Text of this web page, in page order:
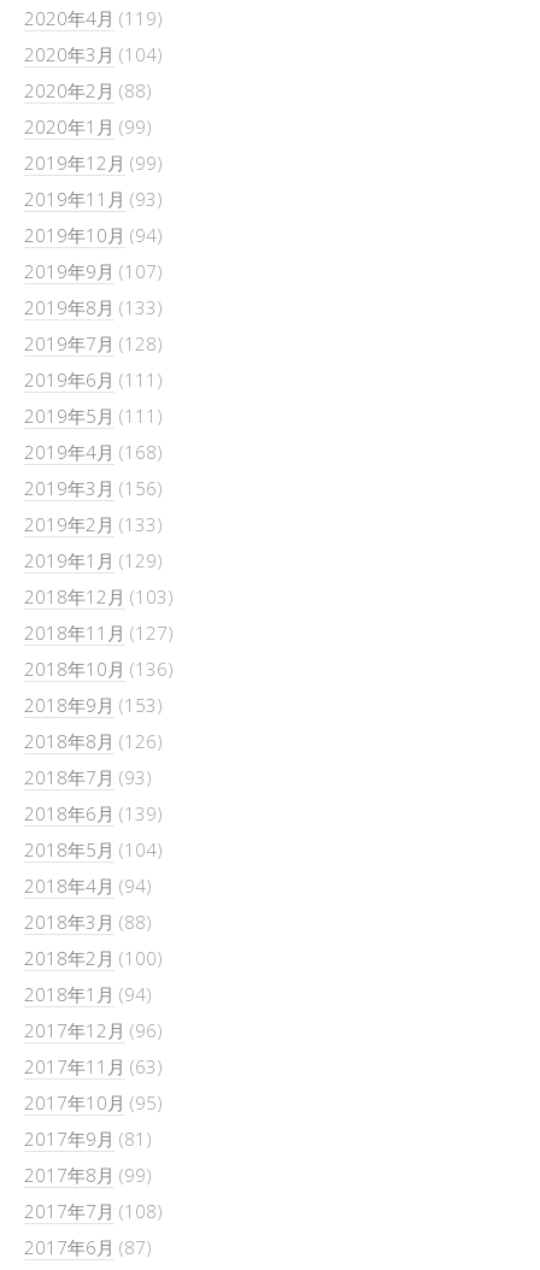
2020年4月 (119)
2020年3月 (104)
2020年2月 (88)
2020年1月 (99)
2019年12月 (99)
2019年11月 (93)
2019年10月 (94)
2019年9月 (107)
2019年8月 (133)
2019年7月 (128)
2019年6月 (111)
2019年5月 (111)
2019年4月 (168)
2019年3月 (156)
2019年2月 (133)
2019年1月 (129)
2018年12月 (103)
2018年11月 (127)
2018年10月 (136)
2018年9月 (153)
2018年8月 (126)
2018年7月 (93)
2018年6月 (139)
2018年5月 (104)
2018年4月 (94)
2018年3月 (88)
2018年2月 (100)
2018年1月 (94)
2017年12月 (96)
2017年11月 (63)
2017年10月 (95)
2017年9月 (81)
2017年8月 (99)
2017年7月 (108)
2017年6月 (87)